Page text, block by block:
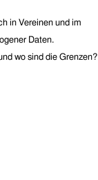
in Vereinen und im
Daten.
wo sind die Grenzen?